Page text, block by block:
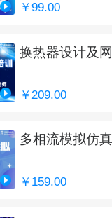
￥99.00
换热器设计及
￥209.00
多相流模拟仿
￥159.00